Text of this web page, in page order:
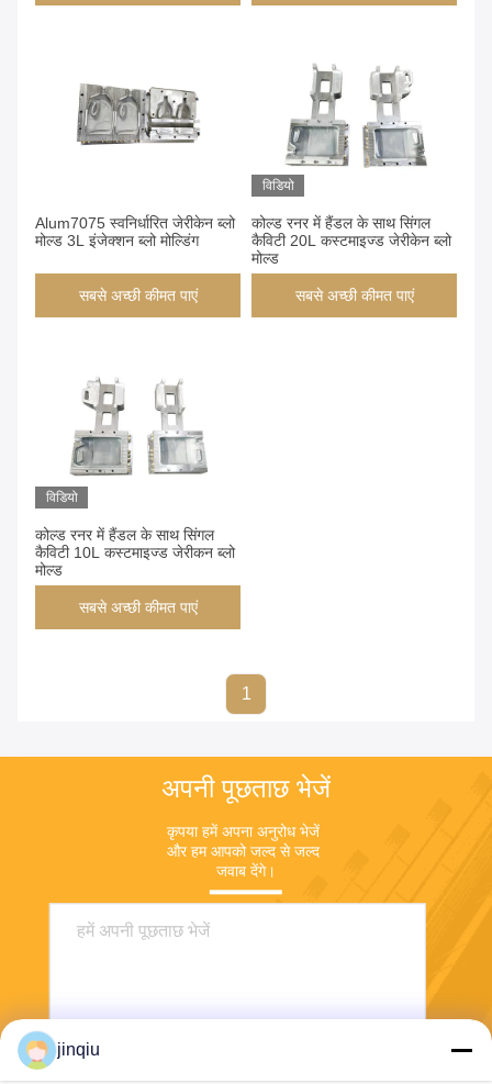
Alum7075 स्वनिर्धारित जेरीकेन ब्लो
मोल्ड 3L इंजेक्शन ब्लो मोल्डिंग
सबसे अच्छी कीमत पाएं
विडियो
कोल्ड रनर में हैंडल के साथ सिंगल
कैविटी 20L कस्टमाइज्ड जेरीकेन ब्लो
मोल्ड
सबसे अच्छी कीमत पाएं
विडियो
कोल्ड रनर में हैंडल के साथ सिंगल
कैविटी 10L कस्टमाइज्ड जेरीकन ब्लो
मोल्ड
सबसे अच्छी कीमत पाएं
1
अपनी पूछताछ भेजें
कृपया हमें अपना अनुरोध भेजें
और हम आपको जल्द से जल्द
जवाब देंगे।
jinqiu